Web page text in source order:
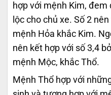
hợp với mệnh Kim,
lộc cho chủ xe. Số 2
mệnh Hỏa khắc Kim.
nên kết hợp với số 3,4
mệnh Mộc, khắc Thổ.
Mệnh Thổ hợp với